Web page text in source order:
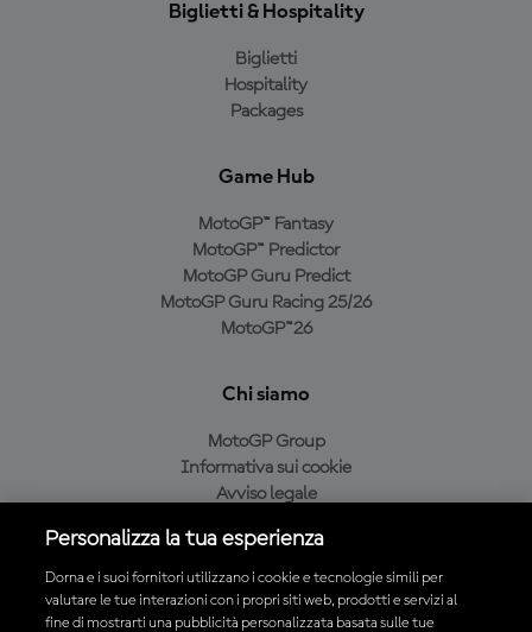
Biglietti & Hospitality
Biglietti
Hospitality
Packages
Game Hub
MotoGP™ Fantasy
MotoGP™ Predictor
MotoGP Guru Predict
MotoGP Guru Racing 25/26
MotoGP™26
Chi siamo
MotoGP Group
Informativa sui cookie
Avviso legale
Condizioni di acquisto
Personalizza la tua esperienza
Dorna e i suoi fornitori utilizzano i cookie e tecnologie simili per
valutare le tue interazioni con i propri siti web, prodotti e servizi al
fine di mostrarti una pubblicità personalizzata basata sulle tue